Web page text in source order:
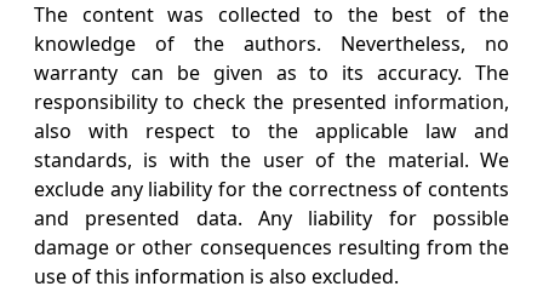
The content was collected to the best of the
knowledge of the authors. Nevertheless, no
warranty can be given as to its accuracy. The
responsibility to check the presented information,
also with respect to the applicable law and
standards, is with the user of the material. We
exclude any liability for the correctness of contents
and presented data. Any liability for possible
damage or other consequences resulting from the
use of this information is also excluded.